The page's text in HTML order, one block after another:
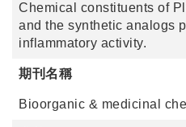
Chemical constituents of
and the synthetic analogs
inflammatory activity.
期刊名稱
Bioorganic & medicinal